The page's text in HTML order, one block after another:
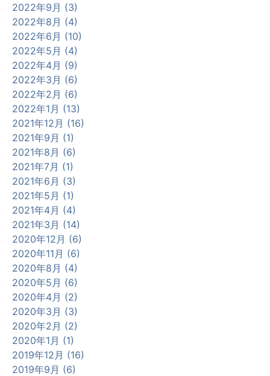
2022年9月 (3)
2022年8月 (4)
2022年6月 (10)
2022年5月 (4)
2022年4月 (9)
2022年3月 (6)
2022年2月 (6)
2022年1月 (13)
2021年12月 (16)
2021年9月 (1)
2021年8月 (6)
2021年7月 (1)
2021年6月 (3)
2021年5月 (1)
2021年4月 (4)
2021年3月 (14)
2020年12月 (6)
2020年11月 (6)
2020年8月 (4)
2020年5月 (6)
2020年4月 (2)
2020年3月 (3)
2020年2月 (2)
2020年1月 (1)
2019年12月 (16)
2019年9月 (6)